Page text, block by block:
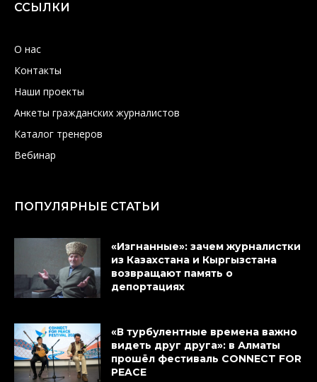
ССЫЛКИ
О нас
Контакты
Наши проекты
Анкеты гражданских журналистов
Каталог тренеров
Вебинар
ПОПУЛЯРНЫЕ СТАТЬИ
«Изгнанные»: зачем журналистки
из Казахстана и Кыргызстана
возвращают память о
депортациях
«В турбулентные времена важно
видеть друг друга»: в Алматы
прошёл фестиваль CONNECT FOR
PEACE